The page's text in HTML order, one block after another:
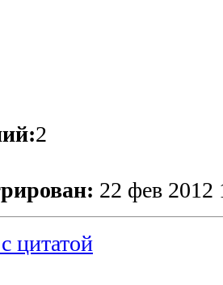
2
22 фев 2012
цитатой